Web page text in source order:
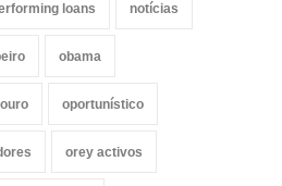
loans notícias
obama
oportunístico
orey activos